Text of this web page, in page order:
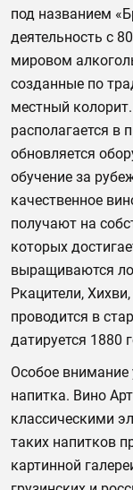
под названием
деятельность с
мировом
созданные по
местный
располагается в
обновляется
обучение за
качественное
получают на
которых
выращиваются
Ркацители,
проводится в
датируется 1880
Особое
напитка. Вино
классическими
таких напитков
картинной